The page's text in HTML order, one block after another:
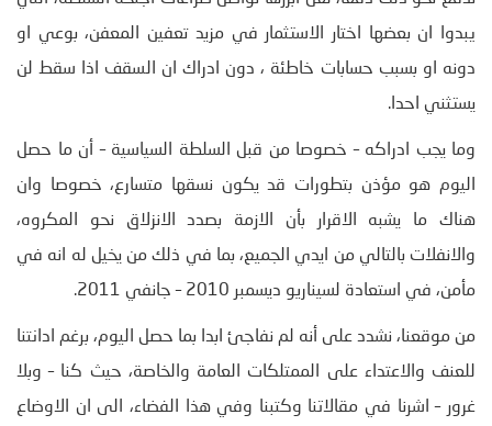
يبدوا ان بعضها اختار الاستثمار في مزيد تعفين المعفن، بوعي او
دونه او بسبب حسابات خاطئة ، دون ادراك ان السقف اذا سقط لن
يستثني احدا.
وما يجب ادراكه – خصوصا من قبل السلطة السياسية – أن ما حصل
اليوم هو مؤذن بتطورات قد يكون نسقها متسارع، خصوصا وان
هناك ما يشبه الاقرار بأن الازمة بصدد الانزلاق نحو المكروه،
والانفلات بالتالي من ايدي الجميع، بما في ذلك من يخيل له انه في
مأمن، في استعادة لسيناريو ديسمبر 2010 – جانفي 2011.
من موقعنا، نشدد على أنه لم نفاجئ ابدا بما حصل اليوم، برغم ادانتنا
للعنف والاعتداء على الممتلكات العامة والخاصة، حيث كنا – وبلا
غرور – اشرنا في مقالاتنا وكتبنا وفي هذا الفضاء، الى ان الاوضاع